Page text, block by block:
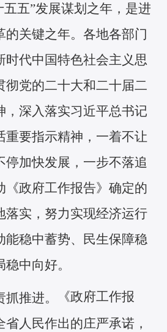
五五”发展谋划之年，是进
的关键之年。各地各部门
时代中国特色社会主义思
彻党的二十大和二十届二
，深入落实习近平总书记
重要指示精神，一着不让
停加快发展，一步不落追
《政府工作报告》确定的
落实，努力实现经济运行
能稳中蓄势、民生保障稳
中向好。
推进。
《政府工作报
人民作出的庄严承诺，